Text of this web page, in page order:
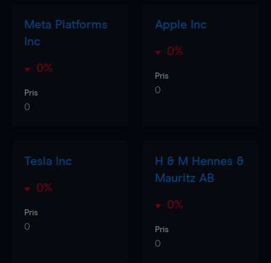
Meta Platforms
Inc
0%
Pris
0
Apple Inc
0%
Pris
0
Tesla Inc
0%
Pris
0
H & M Hennes &
Mauritz AB
0%
Pris
0